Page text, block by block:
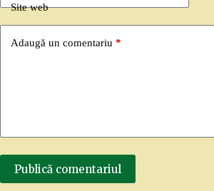
Site web
Adaugă un comentariu *
Publică comentariul